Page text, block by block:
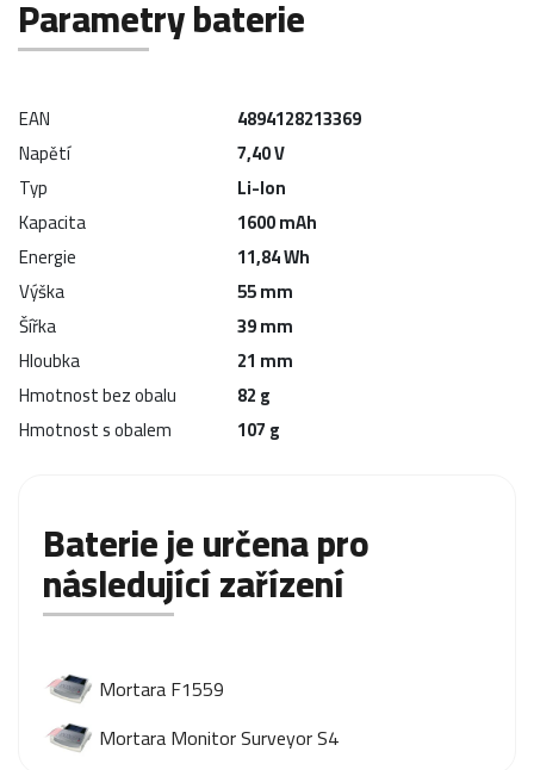
Parametry baterie
EAN
4894128213369
Napětí
7,40 V
Typ
Li-Ion
Kapacita
1600 mAh
Energie
11,84 Wh
Výška
55 mm
Šířka
39 mm
Hloubka
21 mm
Hmotnost bez obalu
82 g
Hmotnost s obalem
107 g
Baterie je určena pro
následující zařízení
Mortara F1559
Mortara Monitor Surveyor S4